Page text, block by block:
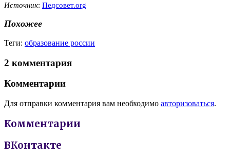
Источник: Педсовет.org
Похожее
Теги: образование россии
2 комментария
Комментарии
Для отправки комментария вам необходимо авторизоваться.
Комментарии
ВКонтакте